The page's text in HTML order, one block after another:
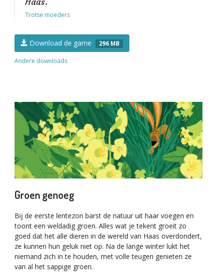
Trotse moeders
Download de game 296 MB
Andere downloads
Groen genoeg
Bij de eerste lentezon barst de natuur uit haar voegen en
toont een weldadig groen. Alles wat je tekent groeit zo
goed dat het alle dieren in de wereld van Haas overdondert,
ze kunnen hun geluk niet op. Na de lange winter lukt het
niemand zich in te houden, met volle teugen genieten ze
van al het sappige groen.